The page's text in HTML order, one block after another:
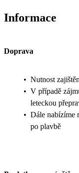
Informace
Doprava
• Nutnost
• V případě
leteckou
• Dále nabízíme
po plavbě